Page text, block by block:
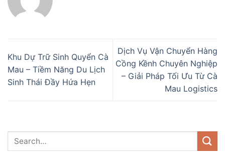
Khu Dự Trữ Sinh Quyển Cà
Mau – Tiềm Năng Du Lịch
Sinh Thái Đầy Hứa Hẹn
Dịch Vụ Vận Chuyển Hàng
Cồng Kềnh Chuyên Nghiệp
– Giải Pháp Tối Ưu Từ Cà
Mau Logistics